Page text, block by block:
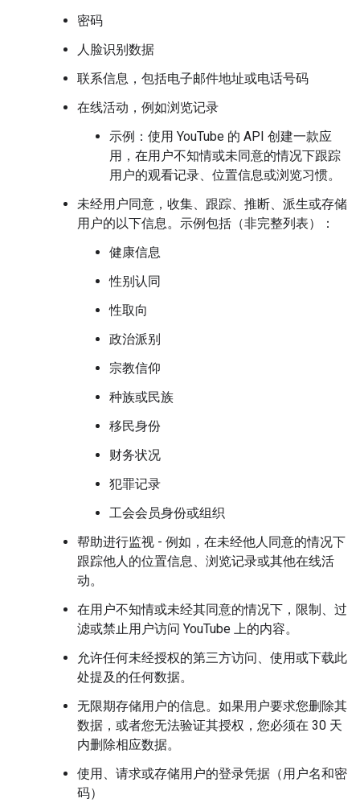
密码
人脸识别数据
联系信息，包括电子邮件地址或电话号码
在线活动，例如浏览记录
示例：使用 YouTube 的 API 创建一款应
用，在用户不知情或未同意的情况下跟踪
用户的观看记录、位置信息或浏览习惯。
未经用户同意，收集、跟踪、推断、派生或存储
用户的以下信息。示例包括（非完整列表）：
健康信息
性别认同
性取向
政治派别
宗教信仰
种族或民族
移民身份
财务状况
犯罪记录
工会会员身份或组织
帮助进行监视 - 例如，在未经他人同意的情况下
跟踪他人的位置信息、浏览记录或其他在线活
动。
在用户不知情或未经其同意的情况下，限制、过
滤或禁止用户访问 YouTube 上的内容。
允许任何未经授权的第三方访问、使用或下载此
处提及的任何数据。
无限期存储用户的信息。如果用户要求您删除其
数据，或者您无法验证其授权，您必须在 30 天
内删除相应数据。
使用、请求或存储用户的登录凭据（用户名和密
码）